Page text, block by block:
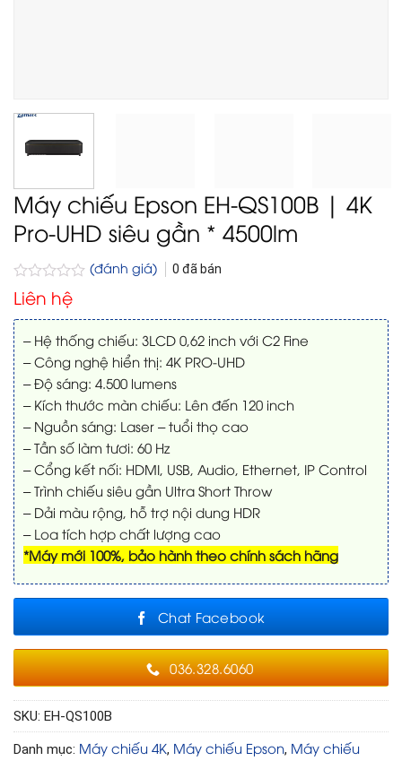
Máy chiếu Epson EH-QS100B | 4K
Pro-UHD siêu gần * 4500lm
Được
xếp
hạng
0
5
sao
(đánh giá) 0 đã bán
Liên hệ
– Hệ thống chiếu: 3LCD 0,62 inch với C2 Fine
– Công nghệ hiển thị: 4K PRO-UHD
– Độ sáng: 4.500 lumens
– Kích thước màn chiếu: Lên đến 120 inch
– Nguồn sáng: Laser – tuổi thọ cao
– Tần số làm tươi: 60 Hz
– Cổng kết nối: HDMI, USB, Audio, Ethernet, IP Control
– Trình chiếu siêu gần Ultra Short Throw
– Dải màu rộng, hỗ trợ nội dung HDR
– Loa tích hợp chất lượng cao
*Máy mới 100%, bảo hành theo chính sách hãng
Chat Facebook
036.328.6060
SKU: EH-QS100B
Danh mục: Máy chiếu 4K, Máy chiếu Epson, Máy chiếu